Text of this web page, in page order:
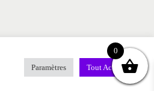
Paramètres Tout Accepter
0